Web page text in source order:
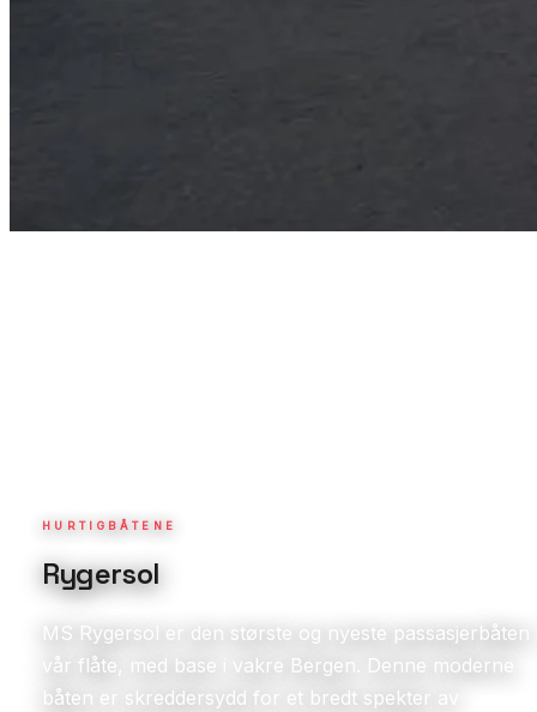
HURTIGBÅTENE
Rygersol
MS Rygersol er den største og nyeste passasjerbåten
vår flåte, med base i vakre Bergen. Denne moderne
båten er skreddersydd for et bredt spekter av